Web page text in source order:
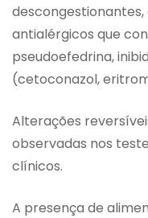
antialérgicos que
pseudoefedrina,
(cetoconazol,
Alterações
observadas nos
clínicos.
A presença de